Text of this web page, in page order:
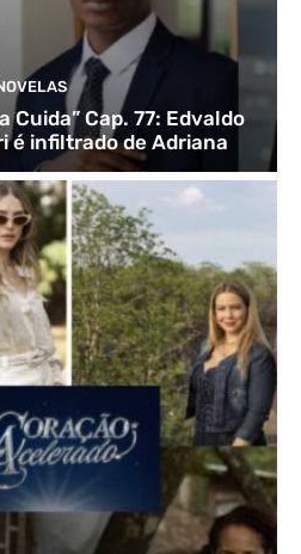
Cuida” Cap. 77: Edvaldo
é infiltrado de Adriana